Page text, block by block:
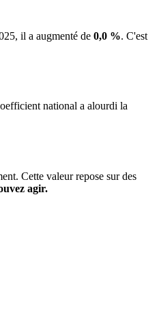
il a augmenté de 0,0 %. C'est
national a alourdi la
Cette valeur repose sur des
agir.